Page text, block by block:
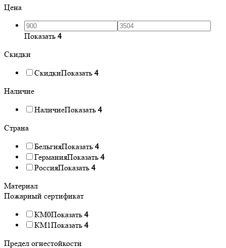
Цена
Показать 4
Скидки
СкидкиПоказать 4
Наличие
НаличиеПоказать 4
Страна
БельгияПоказать 4
ГерманияПоказать 4
РоссияПоказать 4
Материал
Пожарный сертификат
КМ0Показать 4
КМ1Показать 4
Предел огнестойкости